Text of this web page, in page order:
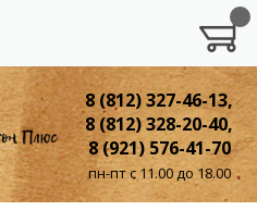
8 (812) 327-46-13,
8 (812) 328-20-40,
8 (921) 576-41-70
пн-пт с 11.00 до 18.00